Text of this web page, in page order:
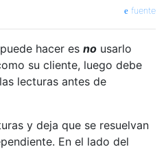
fuente
hacer es no usarlo
su cliente, luego debe
las lecturas antes de
y deja que se resuelvan
En el lado del